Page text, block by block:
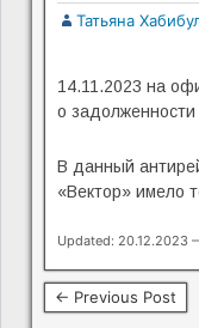
Татьяна
14.11.2023 на
о
В данный
«Вектор» имело
Updated: 20.12.2023
← Previous Post